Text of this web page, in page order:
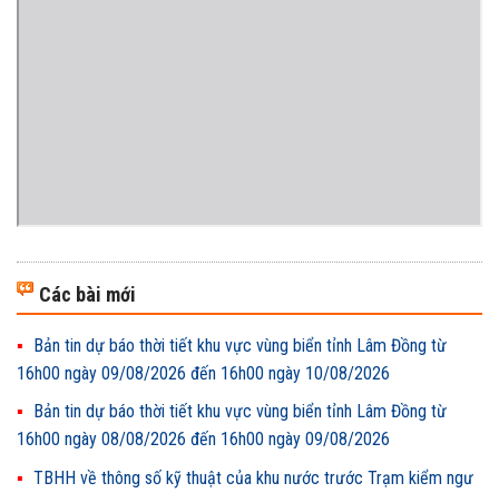
Các bài mới
Bản tin dự báo thời tiết khu vực vùng biển tỉnh Lâm Đồng từ
16h00 ngày 09/08/2026 đến 16h00 ngày 10/08/2026
Bản tin dự báo thời tiết khu vực vùng biển tỉnh Lâm Đồng từ
16h00 ngày 08/08/2026 đến 16h00 ngày 09/08/2026
TBHH về thông số kỹ thuật của khu nước trước Trạm kiểm ngư